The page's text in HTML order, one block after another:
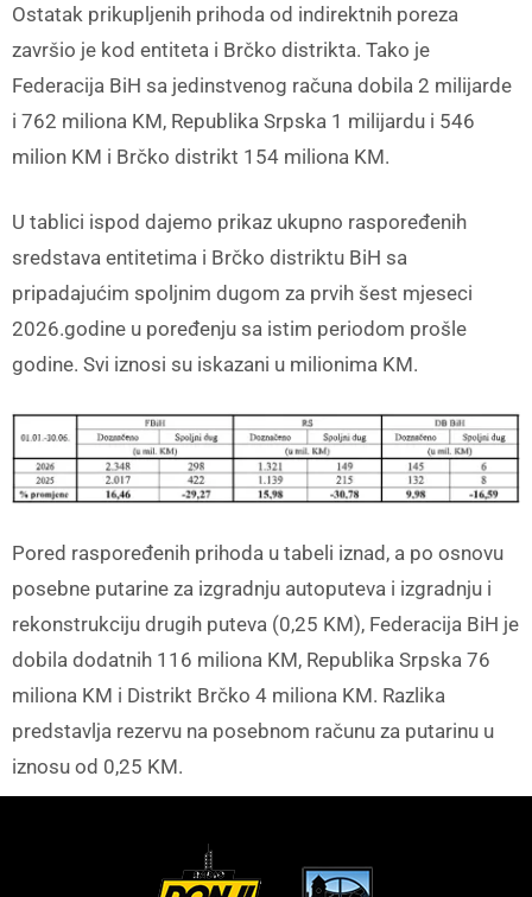
Ostatak prikupljenih prihoda od indirektnih poreza
završio je kod entiteta i Brčko distrikta. Tako je
Federacija BiH sa jedinstvenog računa dobila 2 milijarde
i 762 miliona KM, Republika Srpska 1 milijardu i 546
milion KM i Brčko distrikt 154 miliona KM.
U tablici ispod dajemo prikaz ukupno raspoređenih
sredstava entitetima i Brčko distriktu BiH sa
pripadajućim spoljnim dugom za prvih šest mjeseci
2026.godine u poređenju sa istim periodom prošle
godine. Svi iznosi su iskazani u milionima KM.
Pored raspoređenih prihoda u tabeli iznad, a po osnovu
posebne putarine za izgradnju autoputeva i izgradnju i
rekonstrukciju drugih puteva (0,25 KM), Federacija BiH je
dobila dodatnih 116 miliona KM, Republika Srpska 76
miliona KM i Distrikt Brčko 4 miliona KM. Razlika
predstavlja rezervu na posebnom računu za putarinu u
iznosu od 0,25 KM.